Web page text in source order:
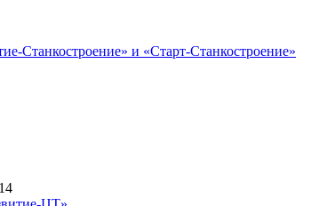
Станкостроение» и «Старт-Станкостроение»